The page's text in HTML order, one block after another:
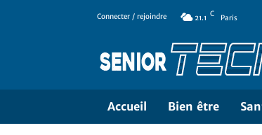
Connecter / rejoindre 21.1 C Paris
Accueil Bien être